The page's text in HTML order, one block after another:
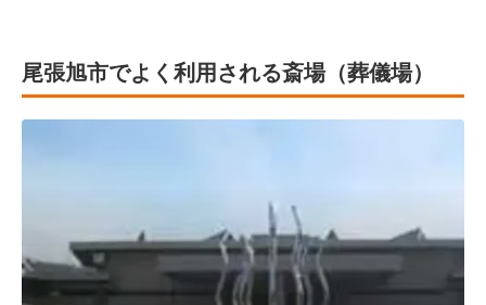
尾張旭市でよく利用される斎場（葬儀場）